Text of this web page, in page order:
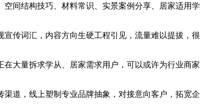
间结构技巧、材料常识、实景案例分享、居家适用学
传词汇，内容方向生硬工程引见，流量难以提拔，很
大量拆求学从、居家需求用户，可以或许为行业商家
道，线上塑制专业品牌抽象，对接意向客户，拓宽企